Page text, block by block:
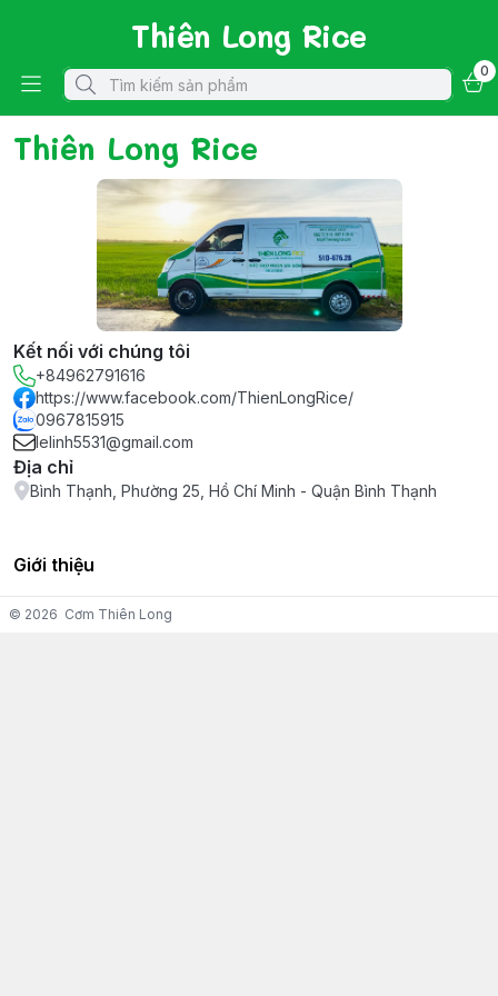
Thiên Long Rice
0
Thiên Long Rice
Kết nối với chúng tôi
+84962791616
https://www.facebook.com/ThienLongRice/
0967815915
lelinh5531@gmail.com
Địa chỉ
Bình Thạnh, Phường 25, Hồ Chí Minh - Quận Bình Thạnh
Giới thiệu
© 2026 Cơm Thiên Long